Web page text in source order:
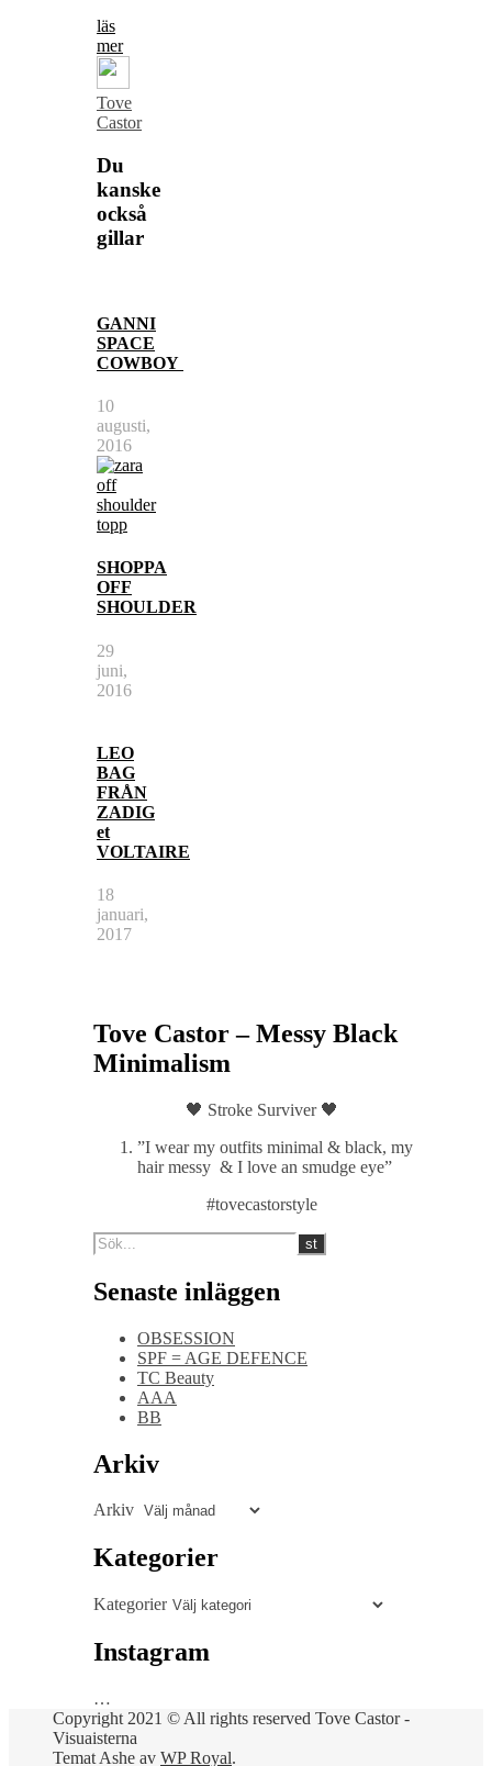
läs
mer
Tove
Castor
Du
kanske
också
gillar
GANNI
SPACE
COWBOY
10
augusti,
2016
SHOPPA
OFF
SHOULDER
29
juni,
2016
LEO
BAG
FRÅN
ZADIG
et
VOLTAIRE
18
januari,
2017
Tove Castor – Messy Black
Minimalism
🖤 Stroke Surviver 🖤
”I wear my outfits minimal & black, my
hair messy & I love an smudge eye”
#tovecastorstyle
Senaste inläggen
OBSESSION
SPF = AGE DEFENCE
TC Beauty
AAA
BB
Arkiv
Arkiv
Kategorier
Kategorier
Instagram
…
Copyright 2021 © All rights reserved Tove Castor -
Visuaisterna
Temat Ashe av WP Royal.